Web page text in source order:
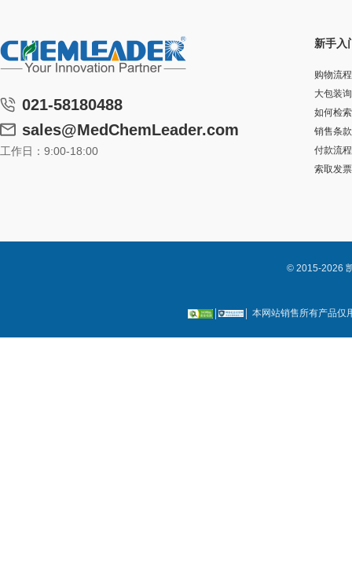
021-58180488
sales@MedChemLeader.com
工作日：9:00-18:00
新手入
购物流程
大包装
如何检索
销售条款
付款流程
索取发票
© 2015-2026
本网站销售所有产品仅